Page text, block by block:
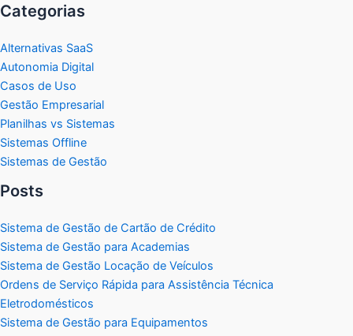
Categorias
Alternativas SaaS
Autonomia Digital
Casos de Uso
Gestão Empresarial
Planilhas vs Sistemas
Sistemas Offline
Sistemas de Gestão
Posts
Sistema de Gestão de Cartão de Crédito
Sistema de Gestão para Academias
Sistema de Gestão Locação de Veículos
Ordens de Serviço Rápida para Assistência Técnica
Eletrodomésticos
Sistema de Gestão para Equipamentos